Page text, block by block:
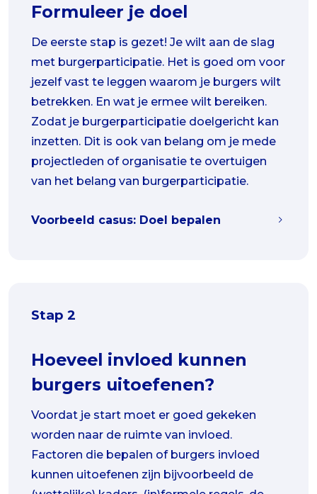
Formuleer je doel
De eerste stap is gezet! Je wilt aan de slag
met burgerparticipatie. Het is goed om voor
jezelf vast te leggen waarom je burgers wilt
betrekken. En wat je ermee wilt bereiken.
Zodat je burgerparticipatie doelgericht kan
inzetten. Dit is ook van belang om je mede
projectleden of organisatie te overtuigen
van het belang van burgerparticipatie.
Voorbeeld casus: Doel bepalen
Stap 2
Hoeveel invloed kunnen
burgers uitoefenen?
Voordat je start moet er goed gekeken
worden naar de ruimte van invloed.
Factoren die bepalen of burgers invloed
kunnen uitoefenen zijn bijvoorbeeld de